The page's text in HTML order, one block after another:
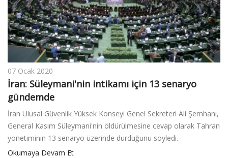
07 Ocak 2020
İran: Süleymani'nin intikamı için 13 senaryo
gündemde
İran Ulusal Güvenlik Yüksek Konseyi Genel Sekreteri Ali Şemhani,
General Kasım Süleymani'nin öldürülmesine cevap olarak Tahran
yönetiminin 13 senaryo üzerinde durduğunu söyledi.
Okumaya Devam Et